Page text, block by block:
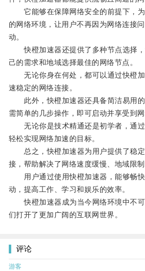
它能够在保障网络安全的前提下，为
的网络环境，让用户不再因为网络连接
动。
快橙加速器还提供了多种节点选择，
己的需求和地域选择最佳的网络节点。
无论你身在何处，都可以通过快橙加
速稳定的网络连接。
此外，快橙加速器还具备简洁易用的
需简单的几步操作，即可启动并享受到网
无论你是技术精通还是初学者，通过
轻松实现网络加速的目标。
总之，快橙加速器为用户提供了稳定
接，帮助解决了网络速度缓慢、地域限制
用户通过使用快橙加速器，能够畅快
动，提高工作、学习和娱乐的效率。
快橙加速器成为当今网络环境中不可
们打开了更加广阔的互联网世界。
评论
游客